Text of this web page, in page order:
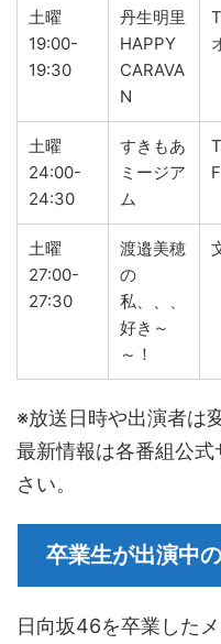
土曜
19:00-
19:30
丹生明里
HAPPY
CARAVA
N
土曜
24:00-
24:30
すきもあ
ミージア
ム
土曜
27:00-
27:30
渡邉美穂
の
私、、、
好き～
～！
※放送日時や出演者は
最新情報は各番組公
さい。
卒業生が出演中
日向坂46を卒業した